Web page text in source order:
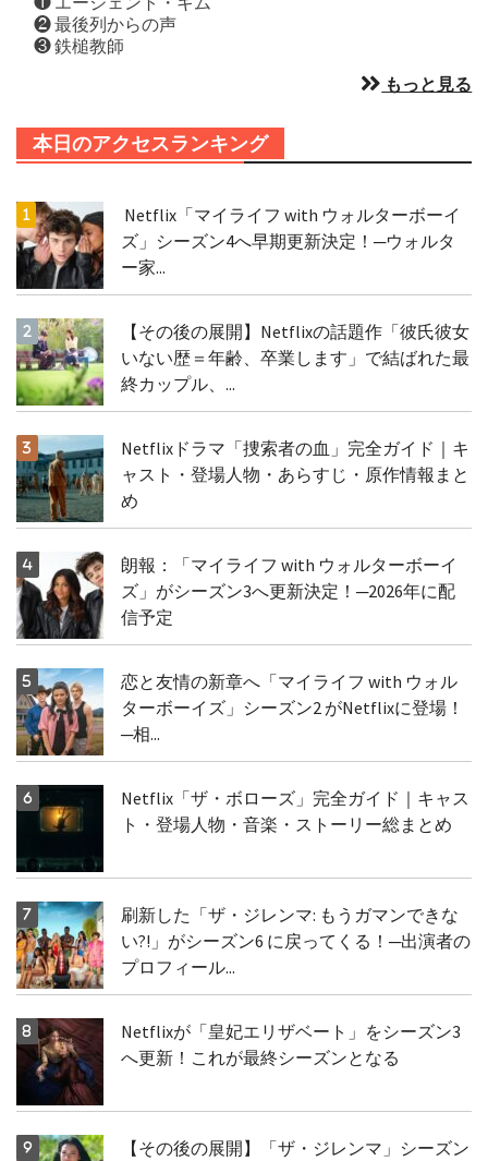
❷ 最後列からの声
❸ 鉄槌教師
もっと見る
本日のアクセスランキング
Netflix「マイライフ with ウォルターボーイ
ズ」シーズン4へ早期更新決定！─ウォルタ
ー家...
【その後の展開】Netflixの話題作「彼氏彼女
いない歴＝年齢、卒業します」で結ばれた最
終カップル、...
Netflixドラマ「捜索者の血」完全ガイド｜キ
ャスト・登場人物・あらすじ・原作情報まと
め
朗報：「マイライフ with ウォルターボーイ
ズ」がシーズン3へ更新決定！─2026年に配
信予定
恋と友情の新章へ「マイライフ with ウォル
ターボーイズ」シーズン2 がNetflixに登場！
─相...
Netflix「ザ・ボローズ」完全ガイド｜キャス
ト・登場人物・音楽・ストーリー総まとめ
刷新した「ザ・ジレンマ: もうガマンできな
い?!」がシーズン6 に戻ってくる！─出演者の
プロフィール...
Netflixが「皇妃エリザベート」をシーズン3
へ更新！これが最終シーズンとなる
【その後の展開】「ザ・ジレンマ」シーズン